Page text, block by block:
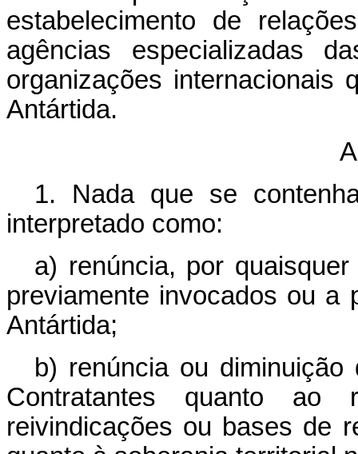
estabelecimento de
agências especializadas
organizações internacionais
Antártida.
1. Nada que se
interpretado como:
a) renúncia, por
previamente invocados ou a
Antártida;
b) renúncia ou
Contratantes quanto ao
reivindicações ou bases de